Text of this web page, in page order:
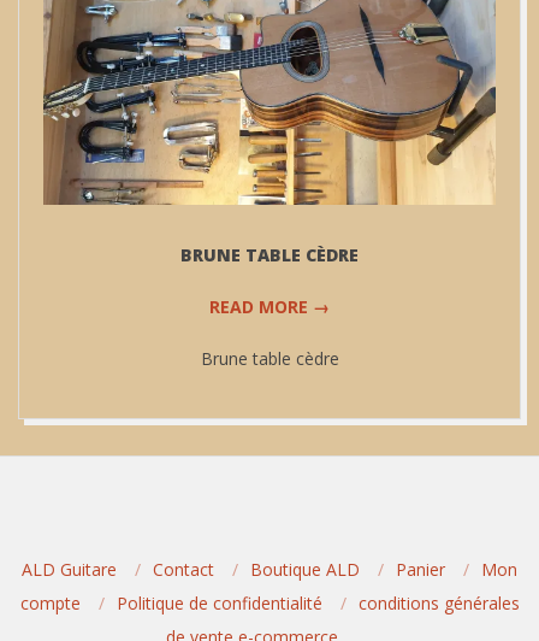
BRUNE TABLE CÈDRE
READ MORE →
Brune table cèdre
ALD Guitare Contact Boutique ALD Panier
Mon
compte
Politique de confidentialité
conditions générales